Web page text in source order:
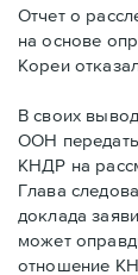
Отчет о
на основе
Кореи
В своих
ООН
КНДР на
Глава
доклада
может
отношение